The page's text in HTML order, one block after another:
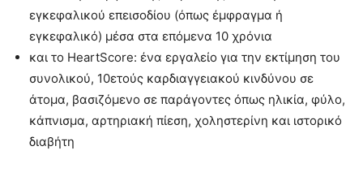
εγκεφαλικού επεισοδίου (όπως έμφραγμα ή
εγκεφαλικό) μέσα στα επόμενα 10 χρόνια
και το HeartScore: ένα εργαλείο για την εκτίμηση του
συνολικού, 10ετούς καρδιαγγειακού κινδύνου σε
άτομα, βασιζόμενο σε παράγοντες όπως ηλικία, φύλο,
κάπνισμα, αρτηριακή πίεση, χοληστερίνη και ιστορικό
διαβήτη